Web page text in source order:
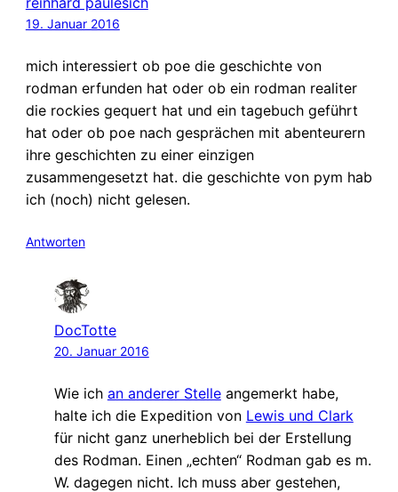
19. Januar 2016
mich interessiert ob poe die geschichte von
rodman erfunden hat oder ob ein rodman realiter
die rockies gequert hat und ein tagebuch geführt
hat oder ob poe nach gesprächen mit abenteurern
ihre geschichten zu einer einzigen
zusammengesetzt hat. die geschichte von pym hab
ich (noch) nicht gelesen.
Antworten
DocTotte
20. Januar 2016
Wie ich an anderer Stelleangemerkt habe,
halte ich die Expedition von Lewis und Clark
für nicht ganz unerheblich bei der Erstellung
des Rodman. Einen „echten“ Rodman gab es m.
W. dagegen nicht. Ich muss aber gestehen,